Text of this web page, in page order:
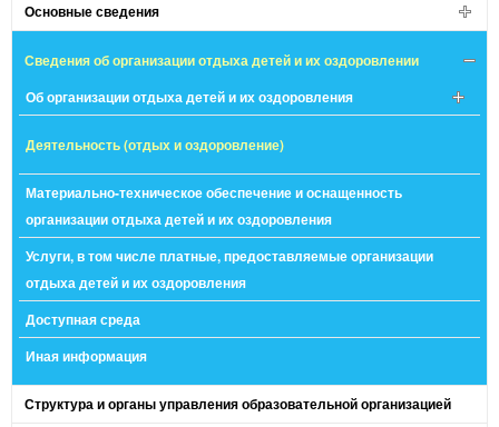
Основные сведения
Сведения об организации отдыха детей и их оздоровлении
Об организации отдыха детей и их оздоровления
Деятельность (отдых и оздоровление)
Материально-техническое обеспечение и оснащенность
организации отдыха детей и их оздоровления
Услуги, в том числе платные, предоставляемые организации
отдыха детей и их оздоровления
Доступная среда
Иная информация
Структура и органы управления образовательной организацией